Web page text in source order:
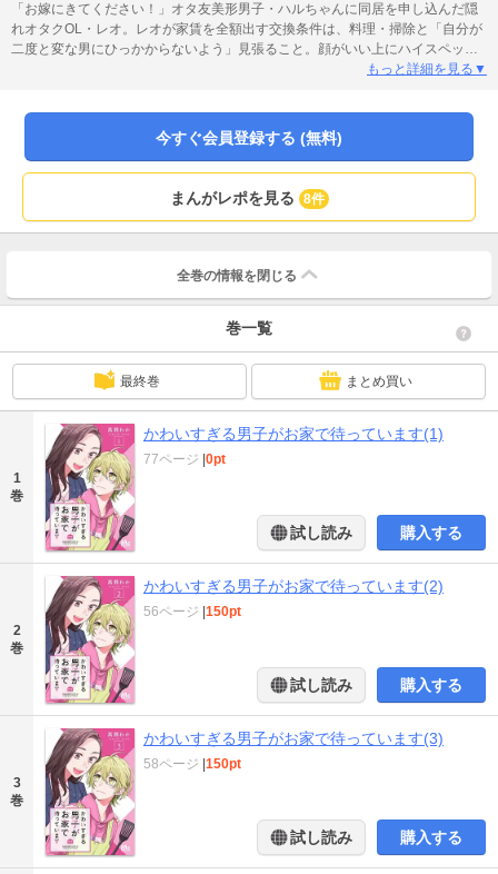
「お嫁にきてください！」オタ友美形男子・ハルちゃんに同居を申し込んだ隠
れオタクOL・レオ。レオが家賃を全額出す交換条件は、料理・掃除と「自分が
二度と変な男にひっかからないよう」見張ること。顔がいい上にハイスペック
なハルちゃん、かわいい笑顔のお帰りと、美味しい料理にメイクのお世話ま
ど?? いたれりつくせりオタ友うっかりラブ！
もっと詳細を見る▼
今すぐ会員登録する (無料)
まんがレポを見る 8件
全巻の情報を 閉じる
巻一覧
最終巻 まとめ買い
1
巻
かわいすぎる男子がお家で待っています(1)
77ページ 0pt
試し読み 購入する
2
巻
かわいすぎる男子がお家で待っています(2)
56ページ 150pt
試し読み 購入する
3
巻
かわいすぎる男子がお家で待っています(3)
58ページ 150pt
試し読み 購入する